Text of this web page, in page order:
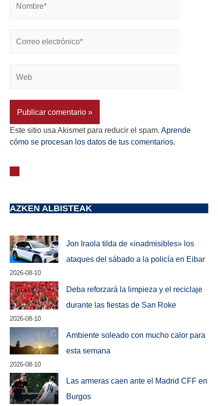
Este sitio usa Akismet para reducir el spam. Aprende
cómo se procesan los datos de tus comentarios.
AZKEN ALBISTEAK
Jon Iraola tilda de «inadmisibles» los
ataques del sábado a la policía en Eibar
2026-08-10
Deba reforzará la limpieza y el reciclaje
durante las fiestas de San Roke
2026-08-10
Ambiente soleado con mucho calor para
esta semana
2026-08-10
Las armeras caen ante el Madrid CFF en
Burgos